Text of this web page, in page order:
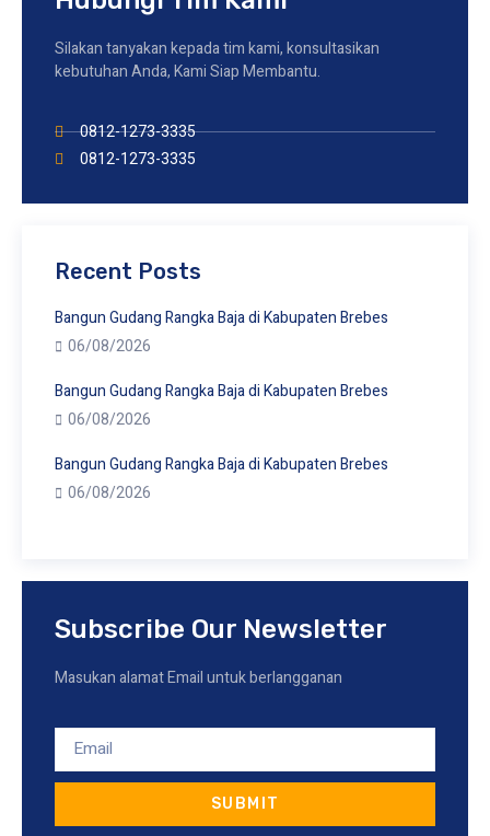
Silakan tanyakan kepada tim kami, konsultasikan
kebutuhan Anda, Kami Siap Membantu.
0812-1273-3335
0812-1273-3335
Recent Posts
Bangun Gudang Rangka Baja di Kabupaten Brebes
06/08/2026
Bangun Gudang Rangka Baja di Kabupaten Brebes
06/08/2026
Bangun Gudang Rangka Baja di Kabupaten Brebes
06/08/2026
Subscribe Our Newsletter
Masukan alamat Email untuk berlangganan
SUBMIT